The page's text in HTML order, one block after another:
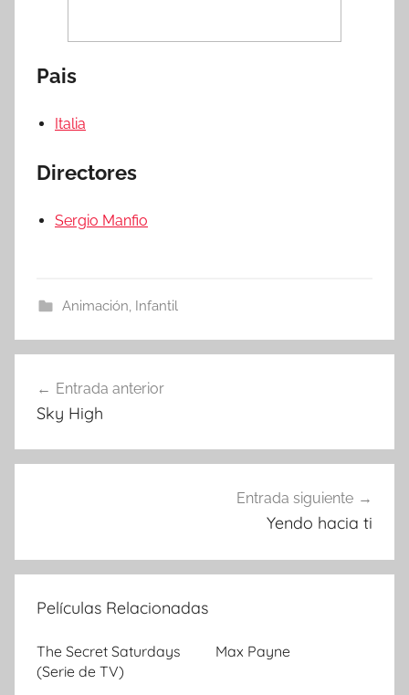
Pais
Italia
Directores
Sergio Manfio
Animación, Infantil
Navegación
de
entradas
Entrada anterior
Sky High
Entrada siguiente
Yendo hacia ti
Películas Relacionadas
The Secret Saturdays
(Serie de TV)
Max Payne